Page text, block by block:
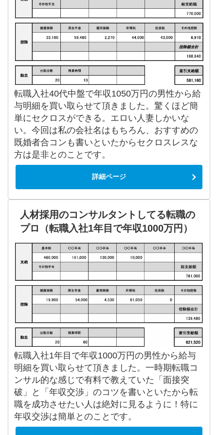
転職入社40代中盤で年収1050万円の男性から給
与明細を買い取らせて頂きました。驚くほど簡
単にセクロスができる。エロい人妻しかいな
い。今回は私の会社名はもちろん、おすすめの
既婚者合コンも書いといたからセクロスレスな
方は是非とのことです。
詳細ページ
人材採用のコンサルタントしてる転職の
プロ（転職入社1年目で年収1000万円）
転職入社1年目で年収1000万円の男性から給与
明細を買い取らせて頂きました。一時期転職コ
ンサル的な感じで有料で教えていた「面接突
破」と「年収交渉」のコツを書いといたから転
職を成功させたい人は絶対に見るように！特に
年収交渉は簡単とのことです。